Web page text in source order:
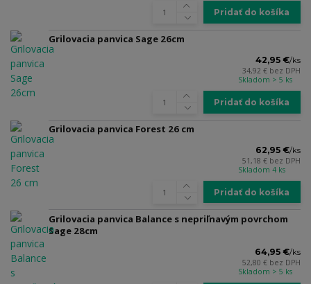
Pridať do košíka
Grilovacia panvica Sage 26cm
42,95 €/ks
34,92 € bez DPH
Skladom > 5 ks
Pridať do košíka
Grilovacia panvica Forest 26 cm
62,95 €/ks
51,18 € bez DPH
Skladom 4 ks
Pridať do košíka
Grilovacia panvica Balance s nepriľnavým povrchom
Sage 28cm
64,95 €/ks
52,80 € bez DPH
Skladom > 5 ks